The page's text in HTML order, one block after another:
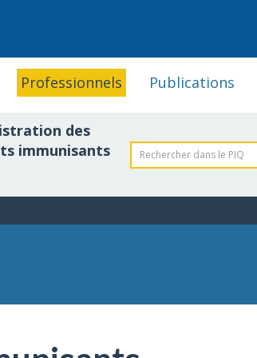
Professionnels Publications
des
immunisants